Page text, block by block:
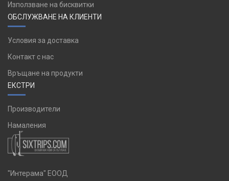
Използване на бисквитки
ОБСЛУЖВАНЕ НА КЛИЕНТИ
Условия за доставка
Контакт с нас
Връщане на продукти
ЕКСТРИ
Производители
Намаления
"Интерама" ЕООД